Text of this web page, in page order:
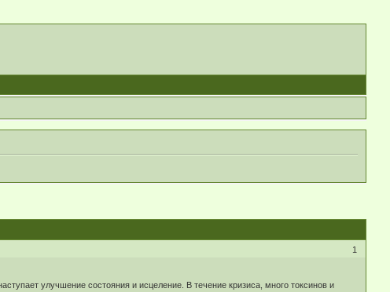
1
улучшение состояния и исцеление. В течение кризиса, много токсинов и